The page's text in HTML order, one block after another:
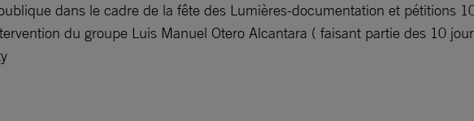
dans le cadre de la fête des Lumières-documentation et pétitions
du groupe Luis Manuel Otero Alcantara ( faisant partie des 10